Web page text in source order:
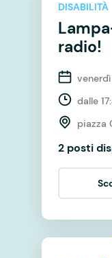
DISABILITÀ
radio!
dalle
piazza
2 posti